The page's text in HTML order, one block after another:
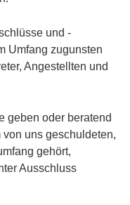
und -
Umfang zugunsten
Angestellten und
geben oder beratend
uns geschuldeten,
gehört,
Ausschluss